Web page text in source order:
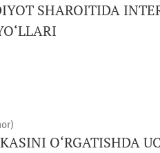
SHAROITIDA
O‘RGATISHDA